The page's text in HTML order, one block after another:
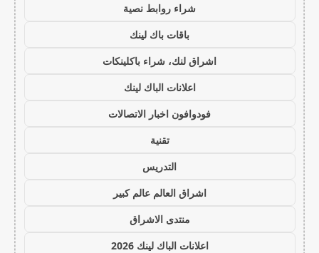
شراء روابط نصية
باقات باك لينك
اشراق لنك، شراء باكلينكات
اعلانات الباك لينك
فودوافون اخبار الاتصالات
تقنية
التدريس
اشراق العالم عالم كبير
منتدى الاشراق
اعلانات الباك لينك 2026